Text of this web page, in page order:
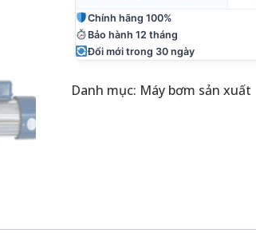
Chính hãng 100%
Bảo hành 12 tháng
Đổi mới trong 30 ngày
Danh mục: Máy bơm sản xuất